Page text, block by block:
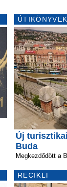
Új
Buda
Megkezdődött a
RECIKLI